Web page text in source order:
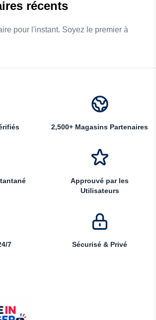
récents
pour l'instant. Soyez le premier à
2,500+ Magasins Partenaires
Approuvé par les
Utilisateurs
7 Sécurisé & Privé